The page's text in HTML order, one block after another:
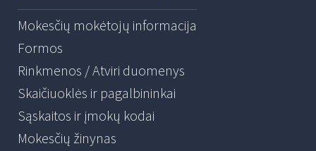
Mokesčių mokėtojų informacija
Formos
Rinkmenos / Atviri duomenys
Skaičiuoklės ir pagalbininkai
Sąskaitos ir įmokų kodai
Mokesčių žinynas